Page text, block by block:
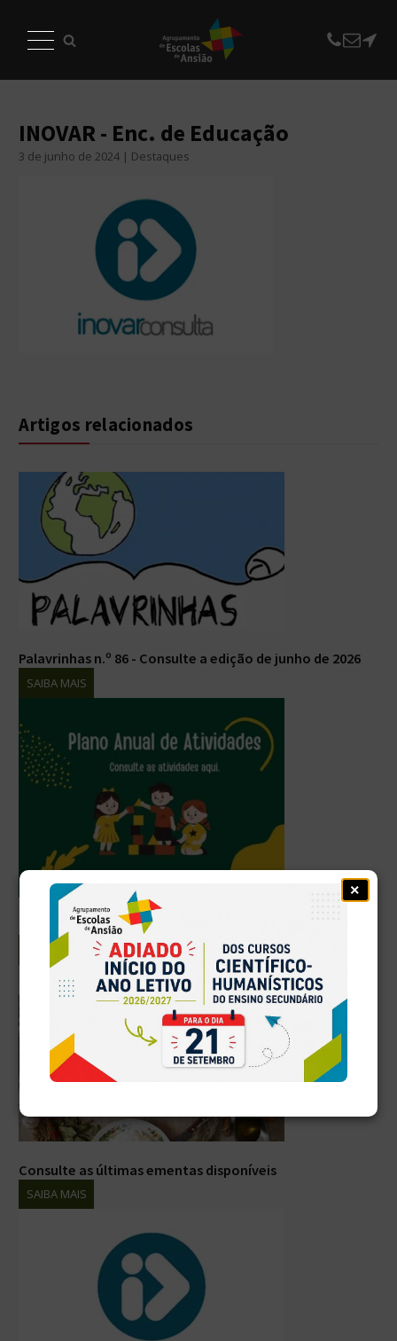
×
INOVAR - Enc. de Educação
3 de junho de 2024 | Destaques
Artigos relacionados
Palavrinhas n.º 86 - Consulte a edição de junho de 2026
SAIBA MAIS
PAA - Conheça as atividades disponíveis
Consulte as últimas ementas disponíveis
SAIBA MAIS